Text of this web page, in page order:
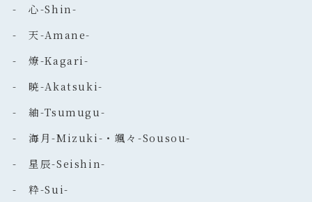
- 心-Shin-
- 天-Amane-
- 燎-Kagari-
- 暁-Akatsuki-
- 紬-Tsumugu-
- 海月-Mizuki-・颯々-Sousou-
- 星辰-Seishin-
- 粋-Sui-